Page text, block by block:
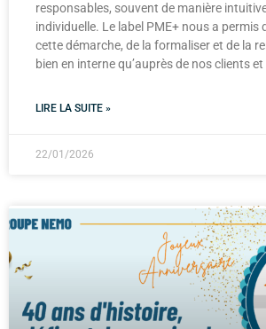
responsables, souvent de manière
individuelle. Le label PME+ nous a permis
cette démarche, de la formaliser et de la
bien en interne qu’auprès de nos clients
LIRE LA SUITE »
22/01/2026